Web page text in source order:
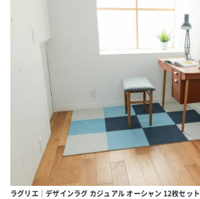
ラグリエ｜デザインラグ カジュアル オーシャン 12枚セット